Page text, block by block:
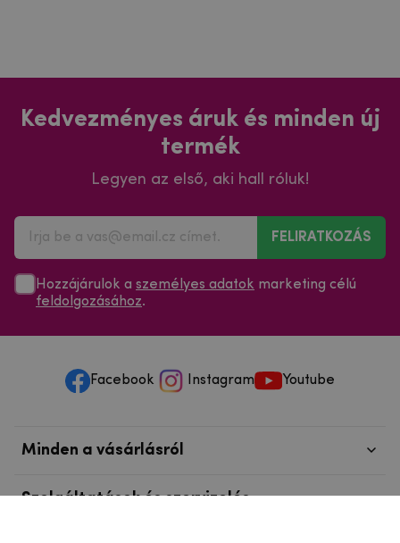
Kedvezményes áruk és minden új
termék
Legyen az első, aki hall róluk!
FELIRATKOZÁS
Hozzájárulok a személyes adatok marketing célú
feldolgozásához.
Facebook Instagram Youtube
Minden a vásárlásról
Szolgáltatások és szervizelés